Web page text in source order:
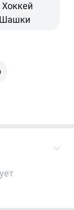
Хоккей
Шашки